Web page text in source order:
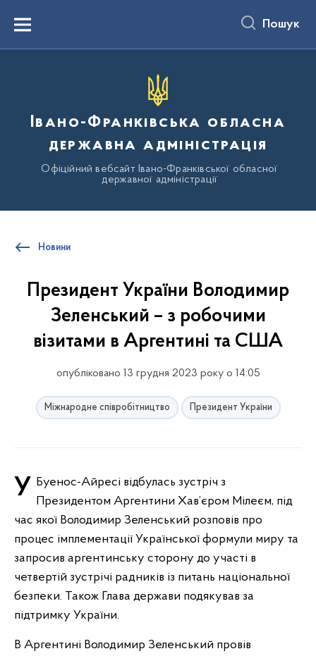
вмістуMenu Пошук
Івано-Франківська обласна
державна адміністрація
Офіційний вебсайт Івано-Франківської обласної
державної адміністрації
Новини
Президент України Володимир
Зеленський – з робочими
візитами в Аргентині та США
опубліковано 13 грудня 2023 року о 14:05
Міжнародне співробітництво Президент України
У Буенос-Айресі відбулась зустріч з Президентом Аргентини Хав’єром Мілеєм, під
час якої Володимир Зеленський розповів про
процес імплементації Української формули миру та
запросив аргентинську сторону до участі в
четвертій зустрічі радників із питань національної
безпеки. Також Глава держави подякував за
підтримку України.
В Аргентині Володимир Зеленський провів